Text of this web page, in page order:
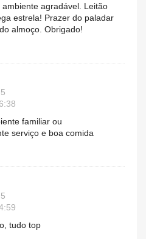
agradável. Leitão
estrela! Prazer do paladar
almoço. Obrigado!
familiar ou
serviço e boa comida
tudo top